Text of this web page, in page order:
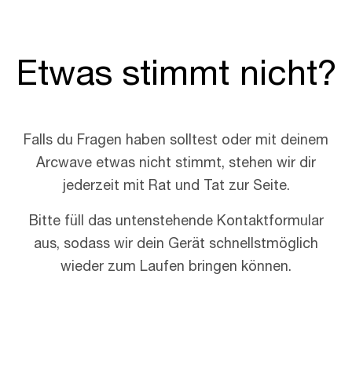
Etwas stimmt nicht?
Falls du Fragen haben solltest oder mit deinem
Arcwave etwas nicht stimmt, stehen wir dir
jederzeit mit Rat und Tat zur Seite.
Bitte füll das untenstehende Kontaktformular
aus, sodass wir dein Gerät schnellstmöglich
wieder zum Laufen bringen können.